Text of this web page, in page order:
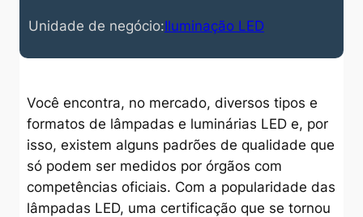
Unidade de negócio:Iluminação LED
Você encontra, no mercado, diversos tipos e
formatos de lâmpadas e luminárias LED e, por
isso, existem alguns padrões de qualidade que
só podem ser medidos por órgãos com
competências oficiais. Com a popularidade das
lâmpadas LED, uma certificação que se tornou